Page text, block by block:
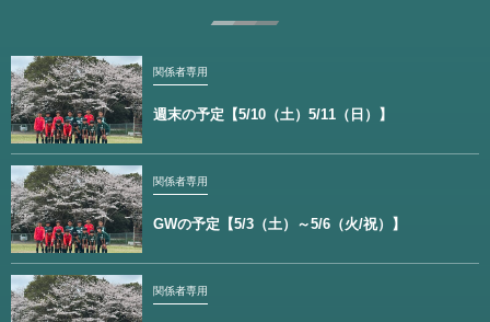
関係者専用
週末の予定【5/10（土）5/11（日）】
関係者専用
GWの予定【5/3（土）～5/6（火/祝）】
関係者専用